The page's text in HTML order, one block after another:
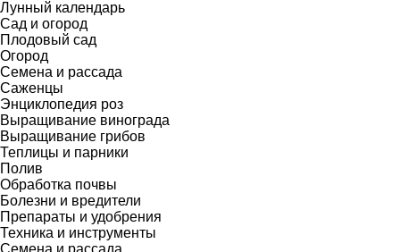
Лунный календарь
Сад и огород
Плодовый сад
Огород
Семена и рассада
Саженцы
Энциклопедия роз
Выращивание винограда
Выращивание грибов
Теплицы и парники
Полив
Обработка почвы
Болезни и вредители
Препараты и удобрения
Техника и инструменты
Семена и рассада